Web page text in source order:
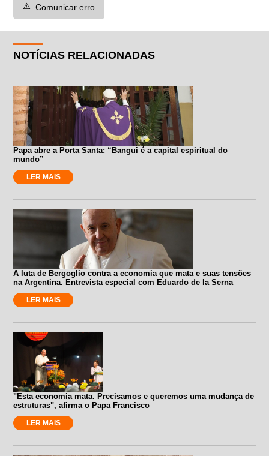
⚠️ Comunicar erro
NOTÍCIAS RELACIONADAS
Papa abre a Porta Santa: “Bangui é a capital espiritual do
mundo”
LER MAIS
A luta de Bergoglio contra a economia que mata e suas tensões
na Argentina. Entrevista especial com Eduardo de la Serna
LER MAIS
"Esta economia mata. Precisamos e queremos uma mudança de
estruturas", afirma o Papa Francisco
LER MAIS